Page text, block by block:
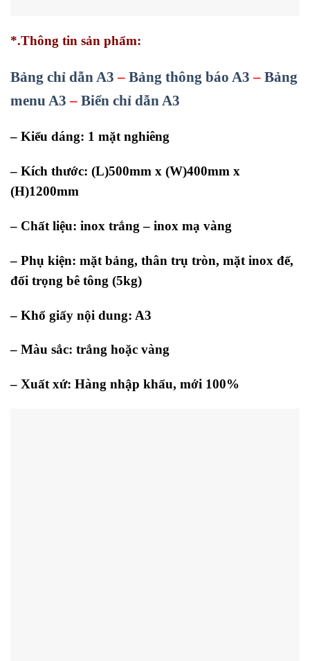
*.Thông tin sản phẩm:
Bảng chỉ dẫn A3 – Bảng thông báo A3 – Bảng
menu A3 – Biển chỉ dẫn A3
– Kiểu dáng: 1 mặt nghiêng
– Kích thước: (L)500mm x (W)400mm x
(H)1200mm
– Chất liệu: inox trắng – inox mạ vàng
– Phụ kiện: mặt bảng, thân trụ tròn, mặt inox đế,
đối trọng bê tông (5kg)
– Khổ giấy nội dung: A3
– Màu sắc: trắng hoặc vàng
– Xuất xứ: Hàng nhập khẩu, mới 100%